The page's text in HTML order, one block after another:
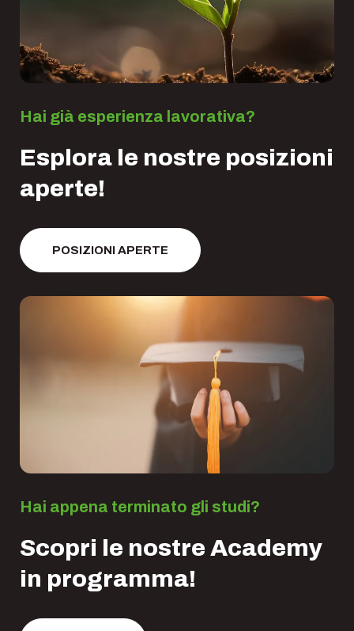
Hai già esperienza lavorativa?
Esplora le nostre posizioni
aperte!
POSIZIONI APERTE
Hai appena terminato gli studi?
Scopri le nostre Academy
in programma!